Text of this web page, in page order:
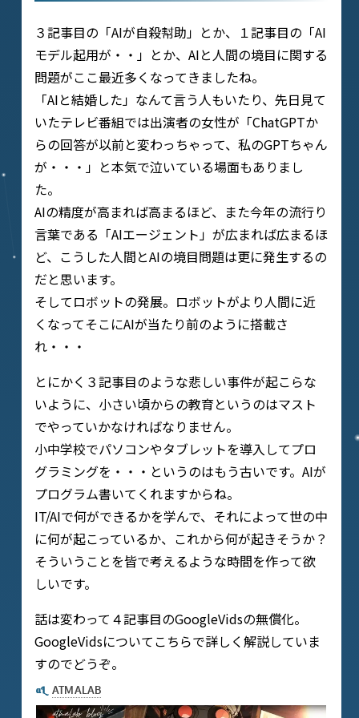
３記事目の「AIが自殺幇助」とか、１記事目の「AI
モデル起用が・・」とか、AIと人間の境目に関する
問題がここ最近多くなってきましたね。
「AIと結婚した」なんて言う人もいたり、先日見て
いたテレビ番組では出演者の女性が「ChatGPTか
らの回答が以前と変わっちゃって、私のGPTちゃん
が・・・」と本気で泣いている場面もありまし
た。
AIの精度が高まれば高まるほど、また今年の流行り
言葉である「AIエージェント」が広まれば広まるほ
ど、こうした人間とAIの境目問題は更に発生するの
だと思います。
そしてロボットの発展。ロボットがより人間に近
くなってそこにAIが当たり前のように搭載さ
れ・・・
とにかく３記事目のような悲しい事件が起こらな
いように、小さい頃からの教育というのはマスト
でやっていかなければなりません。
小中学校でパソコンやタブレットを導入してプロ
グラミングを・・・というのはもう古いです。AIが
プログラム書いてくれますからね。
IT/AIで何ができるかを学んで、それによって世の中
に何が起こっているか、これから何が起きそうか？
そういうことを皆で考えるような時間を作って欲
しいです。
話は変わって４記事目のGoogleVidsの無償化。
GoogleVidsについてこちらで詳しく解説していま
すのでどうぞ。